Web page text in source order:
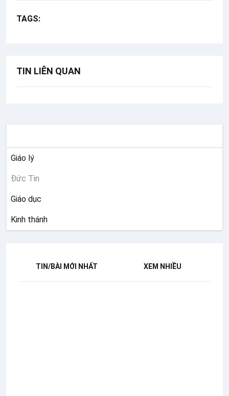
TAGS:
TIN LIÊN QUAN
Giáo lý
Đức Tin
Giáo dục
Kinh thánh
TIN/BÀI MỚI NHẤT XEM NHIỀU